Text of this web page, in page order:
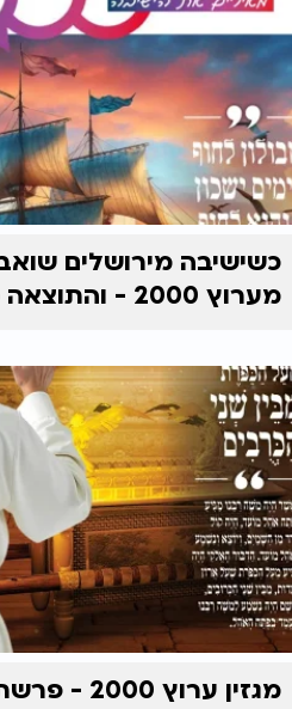
כשישיבה מירושלים
מערוץ 2000 - והתוצאה מרשימה!
מגזין ערוץ 2000 - פרשת תרומה